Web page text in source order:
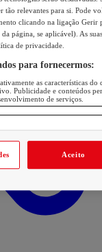
relevantes para si. Pode
clicando na ligação Gerir
página, se aplicável). As
de privacidade.
para fornecermos:
as características
Publicidade e conteúdos
de serviços.
Aceito